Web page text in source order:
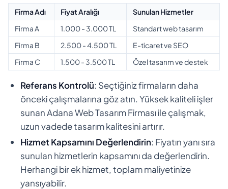
Firma Adı Fiyat Aralığı
Sunulan Hizmetler
Firma A
1.000 - 3.000 TL
Standart web tasarım
Firma B
2.500 - 4.500 TL
E-ticaret ve SEO
Firma C
1.500 - 3.500 TL Özel tasarım ve destek
Referans Kontrolü: Seçtiğiniz firmaların daha
önceki çalışmalarına göz atın. Yüksek kaliteli işler
sunan Adana Web Tasarım Firması ile çalışmak,
uzun vadede tasarım kalitesini artırır.
Hizmet Kapsamını Değerlendirin: Fiyatın yanı sıra
sunulan hizmetlerin kapsamını da değerlendirin.
Herhangi bir ek hizmet, toplam maliyetinize
yansıyabilir.